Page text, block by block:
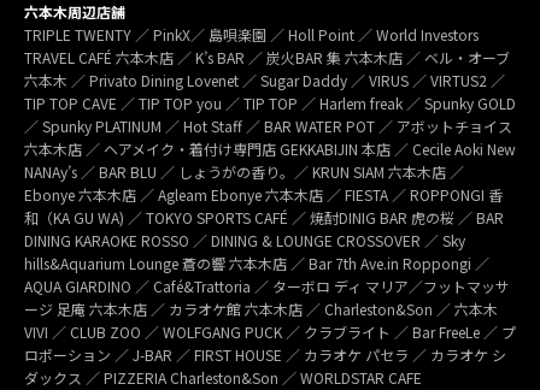
六本木周辺店舗
TRIPLE TWENTY ／ PinkX／ 島唄楽園 ／ Holl Point ／ World Investors
TRAVEL CAFÉ 六本木店 ／ K’s BAR ／ 炭火BAR 集 六本木店 ／ ベル・オーブ
六本木 ／ Privato Dining Lovenet ／ Sugar Daddy ／ VIRUS ／ VIRTUS2 ／
TIP TOP CAVE ／ TIP TOP you ／ TIP TOP ／ Harlem freak ／ Spunky GOLD
／ Spunky PLATINUM ／ Hot Staff ／ BAR WATER POT ／ アボットチョイス
六本木店 ／ ヘアメイク・着付け専門店 GEKKABIJIN 本店 ／ Cecile Aoki New
NANAy’s ／ BAR BLU ／ しょうがの香り。／ KRUN SIAM 六本木店 ／
Ebonye 六本木店 ／ Agleam Ebonye 六本木店 ／ FIESTA ／ ROPPONGI 香
和（KA GU WA) ／ TOKYO SPORTS CAFÉ ／ 焼酎DINIG BAR 虎の桜 ／ BAR
DINING KARAOKE ROSSO ／ DINING & LOUNGE CROSSOVER ／ Sky
hills&Aquarium Lounge 蒼の響 六本木店 ／ Bar 7th Ave.in Roppongi ／
AQUA GIARDINO ／ Café&Trattoria ／ ターボロ ディ マリア／フットマッサ
ージ 足庵 六本木店 ／ カラオケ館 六本木店 ／ Charleston&Son ／ 六本木
VIVI ／ CLUB ZOO ／ WOLFGANG PUCK ／ クラブライト ／ Bar FreeLe ／ プ
ロポーション ／ J-BAR ／ FIRST HOUSE ／ カラオケ パセラ ／ カラオケ シ
ダックス ／ PIZZERIA Charleston&Son ／ WORLDSTAR CAFE